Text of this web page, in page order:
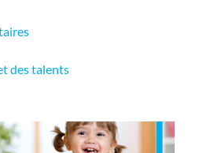
des talents